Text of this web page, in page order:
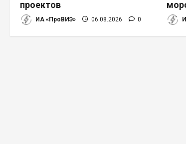
з
проектов
ИА «ПроВИЭ» 06.08.2026 0